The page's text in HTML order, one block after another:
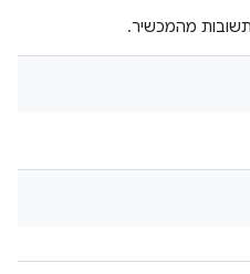
מהמכשיר.